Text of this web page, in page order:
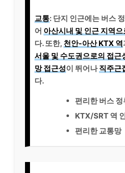
교통: 단지 인근에는 버스
어 아산시내 및 인근 지역
다. 또한, 천안-아산 KTX 역
서울 및 수도권으로의 접근
망 접근성이 뛰어나직주근
다.
편리한 버스
KTX/SRT 역
편리한 교통망